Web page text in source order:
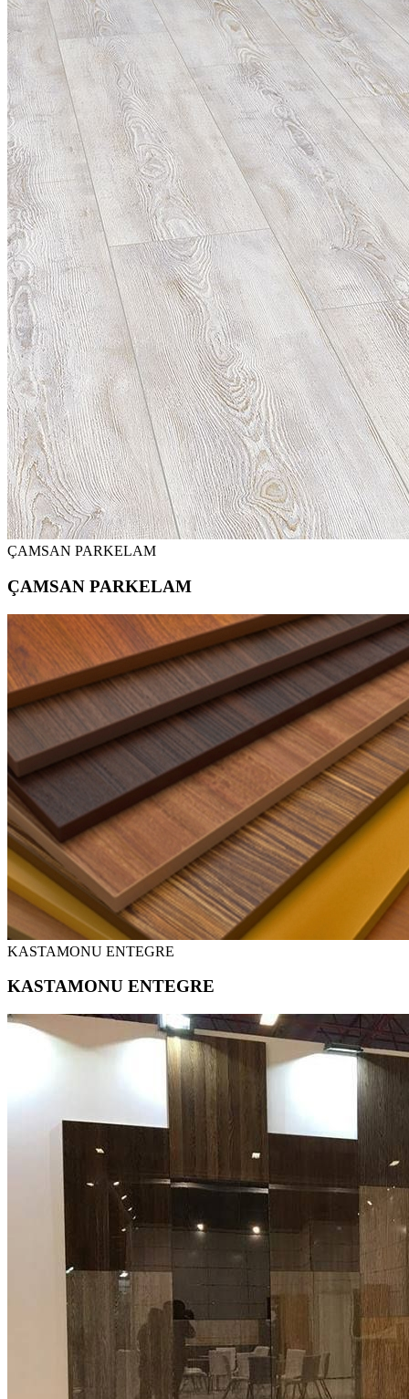
ÇAMSAN PARKELAM
ÇAMSAN PARKELAM
KASTAMONU ENTEGRE
KASTAMONU ENTEGRE